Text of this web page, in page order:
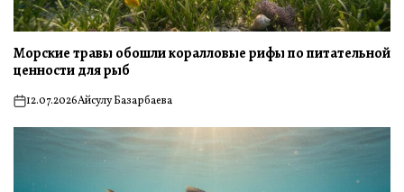
Морские травы обошли коралловые рифы по питательной
ценности для рыб
on12.07.2026Айсулу Базарбаева